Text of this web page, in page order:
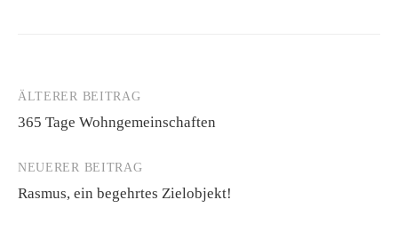
Beitrags-
Navigation
ÄLTERER BEITRAG
365 Tage Wohngemeinschaften
NEUERER BEITRAG
Rasmus, ein begehrtes Zielobjekt!